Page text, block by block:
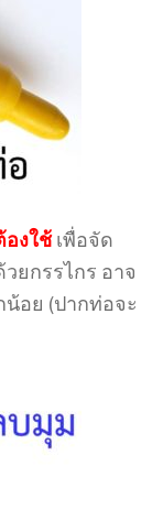
องใช้เพื่อจัด
ยกรรไกร อาจ
น้อย (ปากท่อจะ